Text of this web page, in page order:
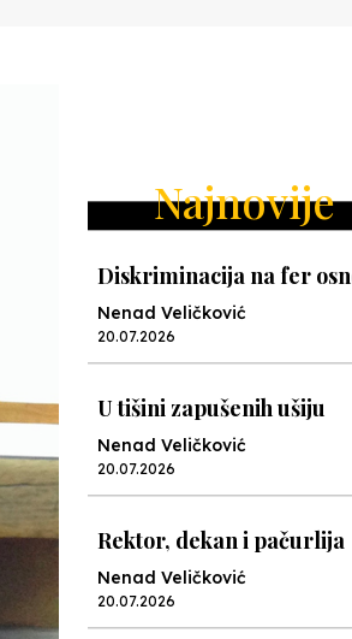
Najnovije
Diskriminacija na fer
Nenad Veličković
20.07.2026
U tišini zapušenih ušiju
Nenad Veličković
20.07.2026
Rektor, dekan i pačurlija
Nenad Veličković
20.07.2026